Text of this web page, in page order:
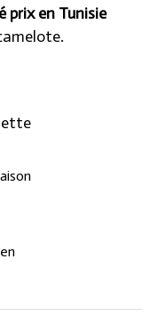
prix en Tunisie